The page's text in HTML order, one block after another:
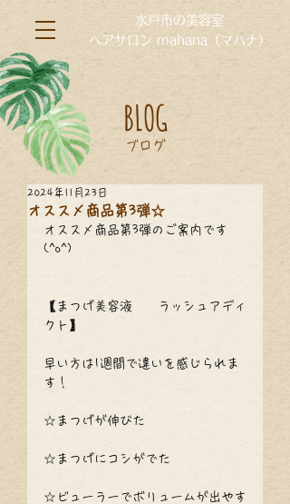
水戸市の美容室
ヘアサロン mahana（マハナ）
ブログ
BLOG
オススメ商品第3弾☆
2024年11月23日
オススメ商品第3弾のご案内です
(^o^)
【まつげ美容液　　ラッシュアディ
クト】
早い方は1週間で違いを感じられま
す！
☆まつげが伸びた
☆まつげにコシがでた
☆ビューラーでボリュームが出やす